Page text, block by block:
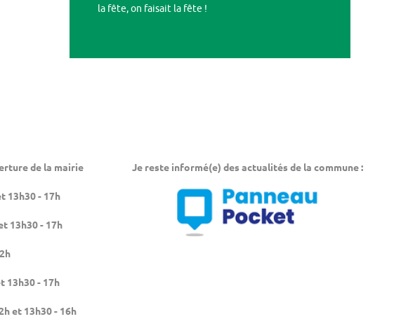
la fête, on faisait la fête !
de la mairie
13h30 - 17h
13h30 - 17h
13h30 - 17h
et 13h30 - 16h
Je reste informé(e) des actualités de la commune :